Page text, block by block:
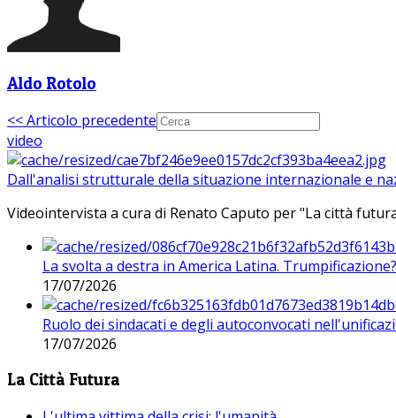
Aldo Rotolo
<< Articolo precedente
video
Dall'analisi strutturale della situazione internazionale e
Videointervista a cura di Renato Caputo per "La città
La svolta a destra in America Latina. Trumpificazione?
17/07/2026
Ruolo dei sindacati e degli autoconvocati
17/07/2026
La Città Futura